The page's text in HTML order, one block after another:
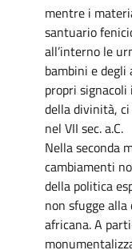
mentre i
santuario
all’interno le
bambini e
propri signacoli
della divinità,
nel VII sec. a.C.
Nella seconda
cambiamenti
della politica
non sfugge
africana. A